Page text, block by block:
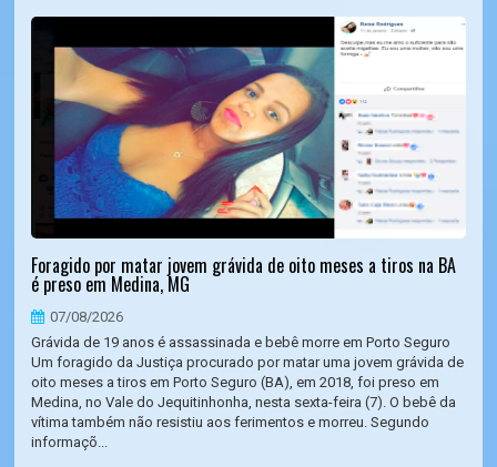
Foragido por matar jovem grávida de oito meses a tiros na BA
é preso em Medina, MG
07/08/2026
Grávida de 19 anos é assassinada e bebê morre em Porto Seguro
Um foragido da Justiça procurado por matar uma jovem grávida de
oito meses a tiros em Porto Seguro (BA), em 2018, foi preso em
Medina, no Vale do Jequitinhonha, nesta sexta-feira (7). O bebê da
vítima também não resistiu aos ferimentos e morreu. Segundo
informaçõ...